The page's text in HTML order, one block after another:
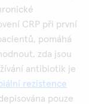
CRP při první
pomáhá
zda jsou
antibiotik je
rezistence
pouze